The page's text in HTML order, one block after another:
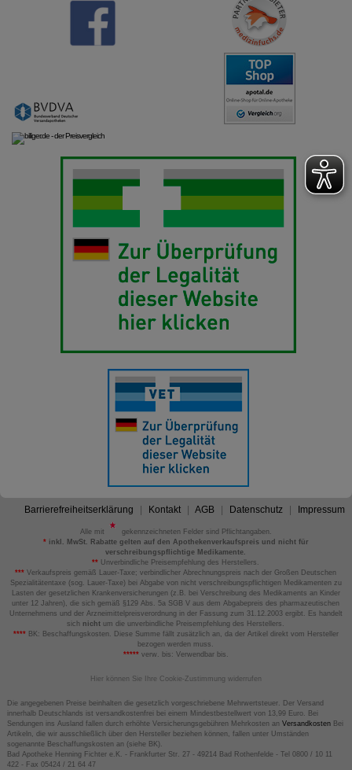
Barrierefreiheitserklärung Kontakt AGB Datenschutz Impressum
Alle mit
gekennzeichneten Felder sind Pflichtangaben.
*inkl. MwSt. Rabatte gelten auf den Apothekenverkaufspreis und nicht für
verschreibungspflichtige Medikamente.
** Unverbindliche Preisempfehlung des Herstellers.
*** Verkaufspreis gemäß Lauer-Taxe; verbindlicher Abrechnungspreis nach der Großen Deutschen
Spezialitätentaxe (sog. Lauer-Taxe) bei Abgabe von nicht verschreibungspflichtigen Medikamenten zu
Lasten der gesetzlichen Krankenversicherungen (z.B. bei Verschreibung des Medikaments an Kinder
unter 12 Jahren), die sich gemäß §129 Abs. 5a SGB V aus dem Abgabepreis des pharmazeutischen
Unternehmens und der Arzneimittelpreisverordnung in der Fassung zum 31.12.2003 ergibt. Es handelt
sich nicht um die unverbindliche Preisempfehlung des Herstellers.
****BK: Beschaffungskosten. Diese Summe fällt zusätzlich an, da der Artikel direkt vom Hersteller
bezogen werden muss.
*****verw. bis: Verwendbar bis.
Hier können Sie Ihre Cookie-Zustimmung widerrufen
Die angegebenen Preise beinhalten die gesetzlich vorgeschriebene Mehrwertsteuer. Der Versand
innerhalb Deutschlands ist versandkostenfrei bei einem Mindestbestellwert von 13,99 Euro. Bei
Sendungen ins Ausland fallen durch erhöhte Versicherungsgebühren Mehrkosten an VersandkostenBei
Artikeln, die wir ausschließlich über den Hersteller beziehen können, fallen unter Umständen
sogenannte Beschaffungskosten an (siehe BK).
Bad Apotheke Henning Fichter e.K. - Frankfurter Str. 27 - 49214 Bad Rothenfelde - Tel 0800 / 10 11
422 - Fax 05424 / 21 64 47